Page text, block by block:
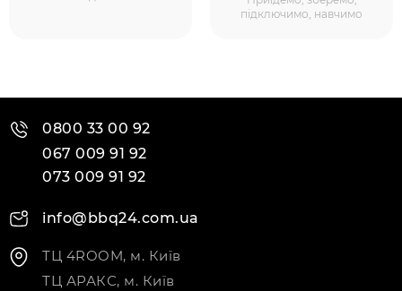
підключимо, навчимо
0800 33 00 92
067 009 91 92
073 009 91 92
info@bbq24.com.ua
ТЦ 4ROOM, м. Київ
ТЦ АРАКС, м. Київ